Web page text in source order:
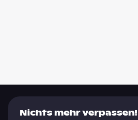
Nichts mehr verpassen!